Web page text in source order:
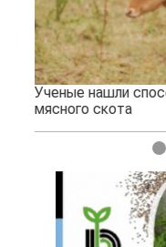
Ученые нашли
мясного скота
1